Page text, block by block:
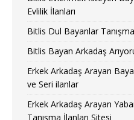
Evlilik İlanları
Bitlis Dul Bayanlar
Bitlis Bayan Arkadaş
Erkek Arkadaş Arayan
ve Seri ilanlar
Erkek Arkadaş Arayan
Tanışma İlanları Sitesi